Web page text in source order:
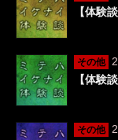
【体験
その他
【体験
その他